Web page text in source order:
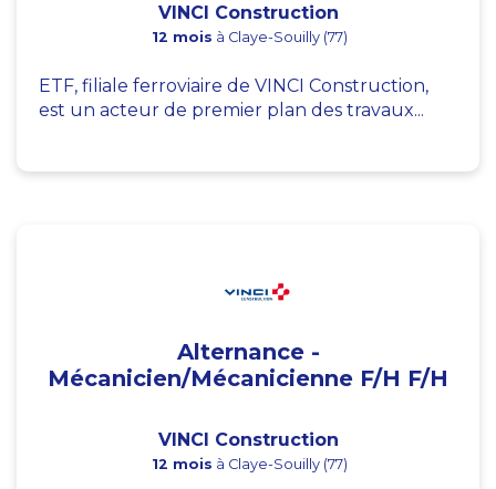
VINCI Construction
12 mois à Claye-Souilly (77)
ETF, filiale ferroviaire de VINCI Construction,
est un acteur de premier plan des travaux...
Alternance -
Mécanicien/Mécanicienne F/H F/H
VINCI Construction
12 mois à Claye-Souilly (77)